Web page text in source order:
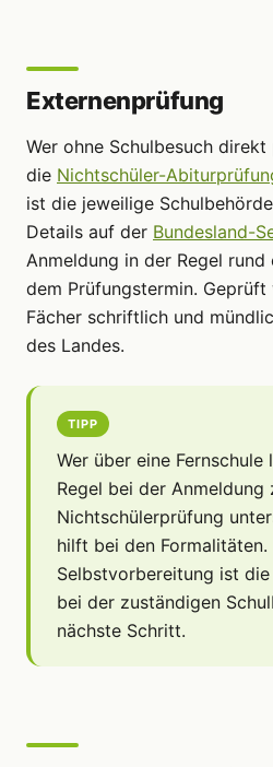
Externenprüfung
Wer ohne Schulbesuch
die Nichtschüler-
ist die jeweilige
Details auf der Bundesland-
Anmeldung in der Regel
dem Prüfungstermin. Geprüft
Fächer schriftlich und
des Landes.
TIPP
Wer über eine
Regel bei der Anmeldung
Nichtschülerprüfung
hilft bei den Formalitäten.
Selbstvorbereitung ist
bei der zuständigen
nächste Schritt.